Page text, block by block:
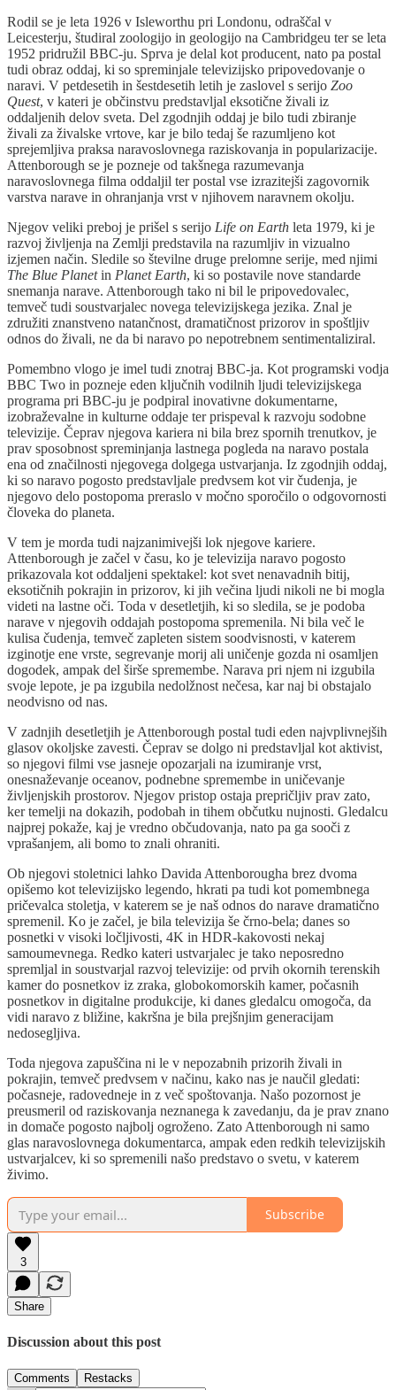
Rodil se je leta 1926 v Isleworthu pri Londonu, odraščal v
Leicesterju, študiral zoologijo in geologijo na Cambridgeu ter se leta
1952 pridružil BBC-ju. Sprva je delal kot producent, nato pa postal
tudi obraz oddaj, ki so spreminjale televizijsko pripovedovanje o
naravi. V petdesetih in šestdesetih letih je zaslovel s serijo Zoo
Quest, v kateri je občinstvu predstavljal eksotične živali iz
oddaljenih delov sveta. Del zgodnjih oddaj je bilo tudi zbiranje
živali za živalske vrtove, kar je bilo tedaj še razumljeno kot
sprejemljiva praksa naravoslovnega raziskovanja in popularizacije.
Attenborough se je pozneje od takšnega razumevanja
naravoslovnega filma oddaljil ter postal vse izrazitejši zagovornik
varstva narave in ohranjanja vrst v njihovem naravnem okolju.
Njegov veliki preboj je prišel s serijo Life on Earth leta 1979, ki je
razvoj življenja na Zemlji predstavila na razumljiv in vizualno
izjemen način. Sledile so številne druge prelomne serije, med njimi
The Blue Planetin Planet Earth, ki so postavile nove standarde
snemanja narave. Attenborough tako ni bil le pripovedovalec,
temveč tudi soustvarjalec novega televizijskega jezika. Znal je
združiti znanstveno natančnost, dramatičnost prizorov in spoštljiv
odnos do živali, ne da bi naravo po nepotrebnem sentimentaliziral.
Pomembno vlogo je imel tudi znotraj BBC-ja. Kot programski vodja
BBC Two in pozneje eden ključnih vodilnih ljudi televizijskega
programa pri BBC-ju je podpiral inovativne dokumentarne,
izobraževalne in kulturne oddaje ter prispeval k razvoju sodobne
televizije. Čeprav njegova kariera ni bila brez spornih trenutkov, je
prav sposobnost spreminjanja lastnega pogleda na naravo postala
ena od značilnosti njegovega dolgega ustvarjanja. Iz zgodnjih oddaj,
ki so naravo pogosto predstavljale predvsem kot vir čudenja, je
njegovo delo postopoma preraslo v močno sporočilo o odgovornosti
človeka do planeta.
V tem je morda tudi najzanimivejši lok njegove kariere.
Attenborough je začel v času, ko je televizija naravo pogosto
prikazovala kot oddaljeni spektakel: kot svet nenavadnih bitij,
eksotičnih pokrajin in prizorov, ki jih večina ljudi nikoli ne bi mogla
videti na lastne oči. Toda v desetletjih, ki so sledila, se je podoba
narave v njegovih oddajah postopoma spremenila. Ni bila več le
kulisa čudenja, temveč zapleten sistem soodvisnosti, v katerem
izginotje ene vrste, segrevanje morij ali uničenje gozda ni osamljen
dogodek, ampak del širše spremembe. Narava pri njem ni izgubila
svoje lepote, je pa izgubila nedolžnost nečesa, kar naj bi obstajalo
neodvisno od nas.
V zadnjih desetletjih je Attenborough postal tudi eden najvplivnejših
glasov okoljske zavesti. Čeprav se dolgo ni predstavljal kot aktivist,
so njegovi filmi vse jasneje opozarjali na izumiranje vrst,
onesnaževanje oceanov, podnebne spremembe in uničevanje
življenjskih prostorov. Njegov pristop ostaja prepričljiv prav zato,
ker temelji na dokazih, podobah in tihem občutku nujnosti. Gledalcu
najprej pokaže, kaj je vredno občudovanja, nato pa ga sooči z
vprašanjem, ali bomo to znali ohraniti.
Ob njegovi stoletnici lahko Davida Attenborougha brez dvoma
opišemo kot televizijsko legendo, hkrati pa tudi kot pomembnega
pričevalca stoletja, v katerem se je naš odnos do narave dramatično
spremenil. Ko je začel, je bila televizija še črno-bela; danes so
posnetki v visoki ločljivosti, 4K in HDR-kakovosti nekaj
samoumevnega. Redko kateri ustvarjalec je tako neposredno
spremljal in soustvarjal razvoj televizije: od prvih okornih terenskih
kamer do posnetkov iz zraka, globokomorskih kamer, počasnih
posnetkov in digitalne produkcije, ki danes gledalcu omogoča, da
vidi naravo z bližine, kakršna je bila prejšnjim generacijam
nedosegljiva.
Toda njegova zapuščina ni le v nepozabnih prizorih živali in
pokrajin, temveč predvsem v načinu, kako nas je naučil gledati:
počasneje, radovedneje in z več spoštovanja. Našo pozornost je
preusmeril od raziskovanja neznanega k zavedanju, da je prav znano
in domače pogosto najbolj ogroženo. Zato Attenborough ni samo
glas naravoslovnega dokumentarca, ampak eden redkih televizijskih
ustvarjalcev, ki so spremenili našo predstavo o svetu, v katerem
živimo.
Subscribe
3
Share
Discussion about this post
Comments Restacks